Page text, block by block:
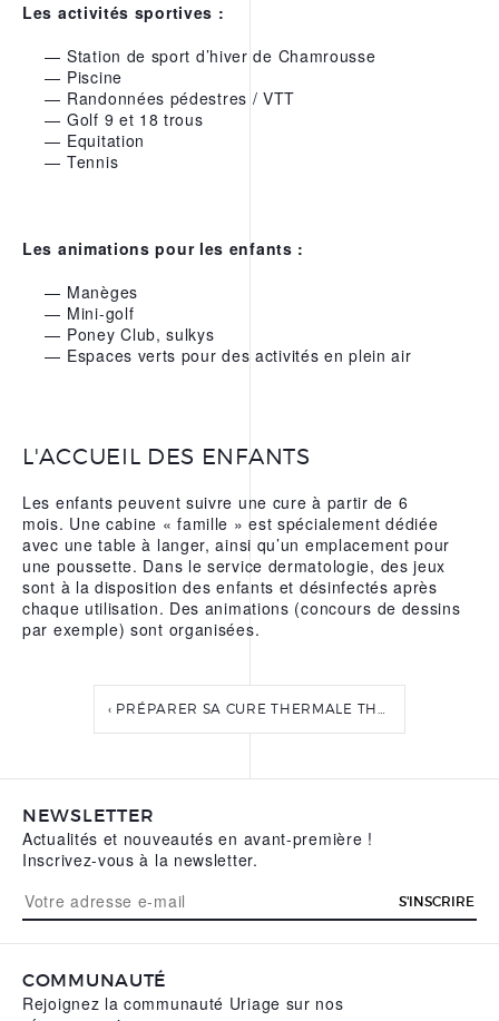
Les activités sportives :
Station de sport d’hiver de Chamrousse
Piscine
Randonnées pédestres / VTT
Golf 9 et 18 trous
Equitation
Tennis
Les animations pour les enfants :
Manèges
Mini-golf
Poney Club, sulkys
Espaces verts pour des activités en plein air
L'ACCUEIL DES ENFANTS
Les enfants peuvent suivre une cure à partir de 6
mois. Une cabine « famille » est spécialement dédiée
avec une table à langer, ainsi qu’un emplacement pour
une poussette. Dans le service dermatologie, des jeux
sont à la disposition des enfants et désinfectés après
chaque utilisation. Des animations (concours de dessins
par exemple) sont organisées.
‹ PRÉPARER SA CURE THERMALE THÉRAPEUTIQUE
NEWSLETTER
Actualités et nouveautés en avant-première !
Inscrivez-vous à la newsletter.
S'INSCRIRE
COMMUNAUTÉ
Rejoignez la communauté Uriage sur nos